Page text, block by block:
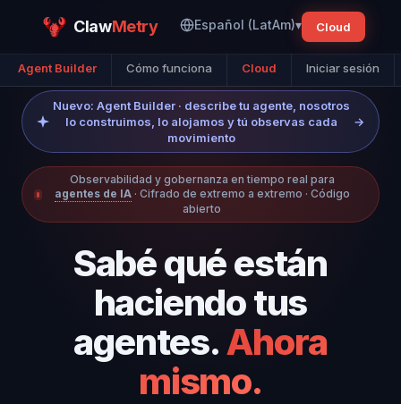
ClawMetry Español (LatAm)▾ Cloud
Agent Builder Cómo funciona Cloud Iniciar sesión
Nuevo: Agent Builder · describe tu agente, nosotros
lo construimos, lo alojamos y tú observas cada
movimiento
→
Observabilidad y gobernanza en tiempo real para
agentes de IA · Cifrado de extremo a extremo · Código
abierto
Sabé qué están
haciendo tus
agentes.Ahora
mismo.